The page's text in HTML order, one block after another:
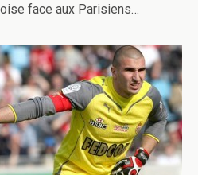
face aux Parisiens…